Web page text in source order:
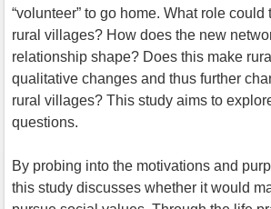
“volunteer” to go home. What role
rural villages? How does the new
relationship shape? Does this make
qualitative changes and thus further
rural villages? This study aims to
questions.
By probing into the motivations and
this study discusses whether it would